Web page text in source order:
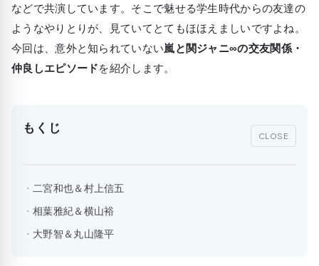
などで共演しています。そこで魅せる学生時代からの友達の
ようなやりとりが、見ていてとてもほほえましいですよね。
今回は、意外と知られていない嵐と関ジャニ∞の交友関係・
仲良しエピソードを紹介します。
もくじ
CLOSE
二宮和也＆村上信五
相葉雅紀＆横山裕
大野智＆丸山隆平